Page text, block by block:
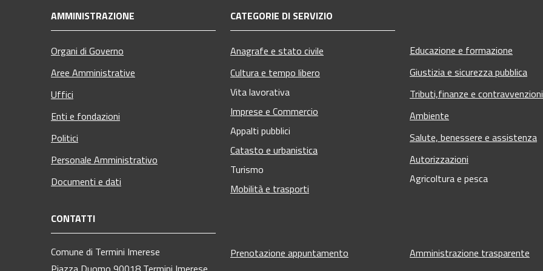
AMMINISTRAZIONE
Organi di Governo
Aree Amministrative
Uffici
Enti e fondazioni
Politici
Personale Amministrativo
Documenti e dati
CATEGORIE DI SERVIZIO
Anagrafe e stato civile
Cultura e tempo libero
Vita lavorativa
Imprese e Commercio
Appalti pubblici
Catasto e urbanistica
Turismo
Mobilità e trasporti
Educazione e formazione
Giustizia e sicurezza pubblica
Tributi,finanze e contravvenzioni
Ambiente
Salute, benessere e assistenza
Autorizzazioni
Agricoltura e pesca
CONTATTI
Comune di Termini Imerese
Prenotazione appuntamento
Amministrazione trasparente